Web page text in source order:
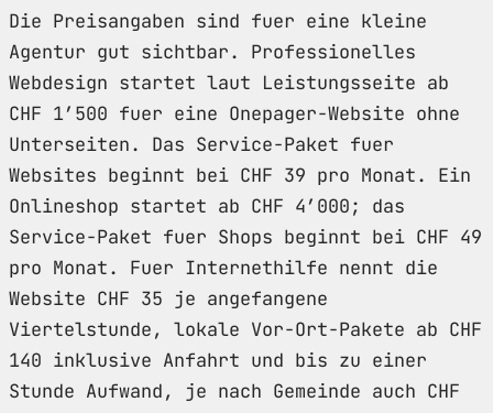
Die Preisangaben sind fuer eine kleine
Agentur gut sichtbar. Professionelles
Webdesign startet laut Leistungsseite ab
CHF 1’500 fuer eine Onepager-Website ohne
Unterseiten. Das Service-Paket fuer
Websites beginnt bei CHF 39 pro Monat. Ein
Onlineshop startet ab CHF 4’000; das
Service-Paket fuer Shops beginnt bei CHF 49
pro Monat. Fuer Internethilfe nennt die
Website CHF 35 je angefangene
Viertelstunde, lokale Vor-Ort-Pakete ab CHF
140 inklusive Anfahrt und bis zu einer
Stunde Aufwand, je nach Gemeinde auch CHF